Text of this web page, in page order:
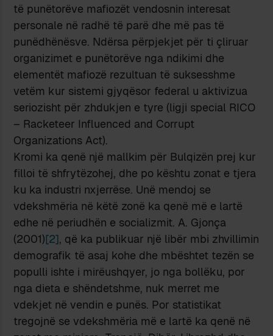
të punëtorëve mafiozët vendosnin interesat
personale në radhë të parë dhe më pas të
punëdhënësve. Ndërsa përpjekjet për ti çliruar
organizimet e punëtorëve nga ndikimi dhe
elementët mafiozë rezultuan të suksesshme
vetëm kur sistemi gjyqësor federal u aktivizua
seriozisht për zhdukjen e tyre (ligji special RICO
– Racketeer Influenced and Corrupt
Organizations Act).
Kromi ka qenë një mallkim për Bulqizën prej kur
filloi të shfrytëzohej, dhe po kështu zonat e tjera
ku ka industri nxjerrëse. Unë mendoj se
vdekshmëria në këtë zonë ka qenë më e lartë
edhe në periudhën e socializmit. A. Gjonça
(2001)[2], që ka publikuar një libër mbi zhvillimin
demografik të asaj kohe dhe mbështet tezën se
populli ishte i mirëushqyer, jo nga bollëku, por
nga dieta e shëndetshme, nuk merret me
vdekjet në vendin e punës. Por statistikat
tregojnë se vdekshmëria më e lartë ka qenë në